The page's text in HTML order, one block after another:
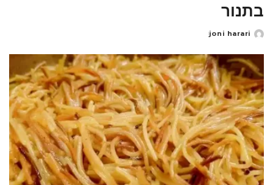
בתנור
Posted
joni harari